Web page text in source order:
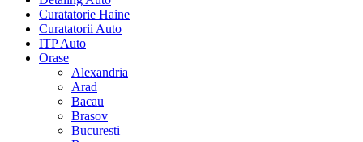
Curatatorie Haine
Curatatorii Auto
ITP Auto
Orase
Alexandria
Arad
Bacau
Brasov
Bucuresti